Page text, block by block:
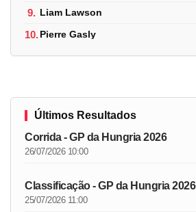
9. Liam Lawson
10.Pierre Gasly
Últimos Resultados
Corrida - GP da Hungria 2026
26/07/2026 10:00
Classificação - GP da Hungria 2026
25/07/2026 11:00